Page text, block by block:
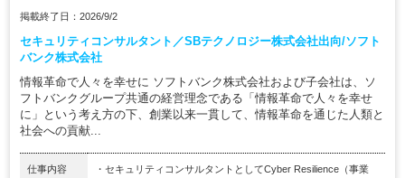
掲載終了日：2026/9/2
セキュリティコンサルタント／SBテクノロジー株式会社出向/ソフト
バンク株式会社
情報革命で人々を幸せに ソフトバンク株式会社および子会社は、ソ
フトバンクグループ共通の経営理念である「情報革命で人々を幸せ
に」という考え方の下、創業以来一貫して、情報革命を通じた人類と
社会への貢献...
仕事内容 ・セキュリティコンサルタントとしてCyber Resilience（事業